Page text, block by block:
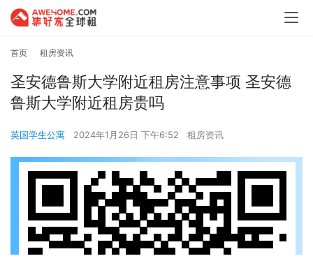
首页 租房资讯
圣安德鲁斯大学附近租房注意事项 圣安德
鲁斯大学附近租房贵吗
英国学生公寓 2024年1月26日 下午6:52 租房资讯